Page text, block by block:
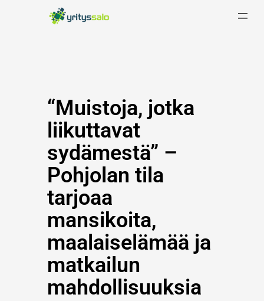
“Muistoja, jotka
liikuttavat
sydämestä” –
Pohjolan tila
tarjoaa
mansikoita,
maalaiselämää ja
matkailun
mahdollisuuksia